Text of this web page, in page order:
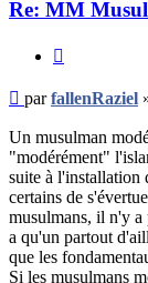
Re: MM
Message
non
lu
parfallenRaziel
Un musulman
"modérément"
suite à l'installation
certains de
musulmans, il n'y
a qu'un partout
que les
Si les musulmans